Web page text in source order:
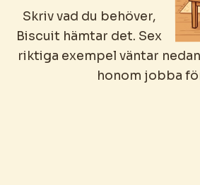
Skriv vad du behöver,
Biscuit hämtar det. Sex
riktiga exempel väntar
honom jobba